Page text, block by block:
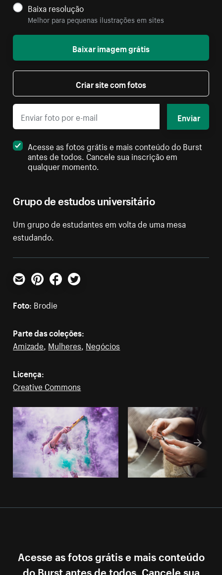
Grupo de estudos universitário
Um grupo de estudantes em volta de uma mesa
estudando.
Baixa resolução
Melhor para pequenas ilustrações em sites
Baixar imagem grátis
Criar site com fotos
Enviar
Acesse as fotos grátis e mais conteúdo do Burst
antes de todos. Cancele sua inscrição em
qualquer momento.
E-mailPinterestFacebookTwitter
Foto: Brodie
Parte das coleções:
Amizade, Mulheres, Negócios
Licença:
Creative Commons
Acesse as fotos grátis e mais conteúdo
do Burst antes de todos. Cancele sua